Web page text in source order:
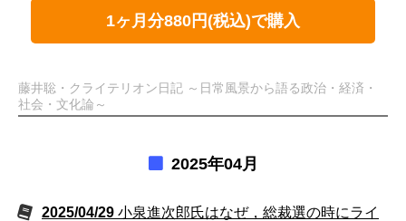
1ヶ月分880円(税込)で購入
藤井聡・クライテリオン日記 ～日常風景から語る政治・経済・
社会・文化論～
2025年04月
2025/04/29 小泉進次郎氏はなぜ，総裁選の時にライ